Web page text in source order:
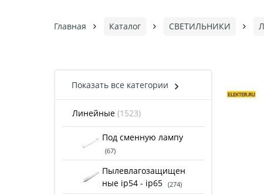
Главная Каталог СВЕТИЛЬНИКИ
Показать все категории
Линейные (1523)
Под сменную лампу
(67)
Пылевлагозащищен
ные ip54 - ip65 (274)